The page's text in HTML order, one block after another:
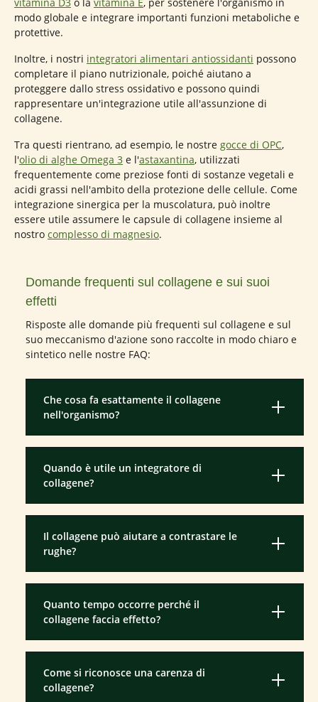
modo globale e integrare importanti funzioni metaboliche e
protettive.
Inoltre, i nostri integratori alimentari antiossidanti possono
completare il piano nutrizionale, poiché aiutano a
proteggere dallo stress ossidativo e possono quindi
rappresentare un'integrazione utile all'assunzione di
collagene.
Tra questi rientrano, ad esempio, le nostre gocce di OPC,
l'olio di alghe Omega 3 e l'astaxantina, utilizzati
frequentemente come preziose fonti di sostanze vegetali e
acidi grassi nell'ambito della protezione delle cellule. Come
integrazione sinergica per la muscolatura, può inoltre
essere utile assumere le capsule di collagene insieme al
nostro complesso di magnesio.
Domande frequenti sul collagene e sui suoi
effetti
Risposte alle domande più frequenti sul collagene e sul
suo meccanismo d'azione sono raccolte in modo chiaro e
sintetico nelle nostre FAQ:
Che cosa fa esattamente il collagene
nell'organismo?
Quando è utile un integratore di
collagene?
Il collagene può aiutare a contrastare le
rughe?
Quanto tempo occorre perché il
collagene faccia effetto?
Come si riconosce una carenza di
collagene?